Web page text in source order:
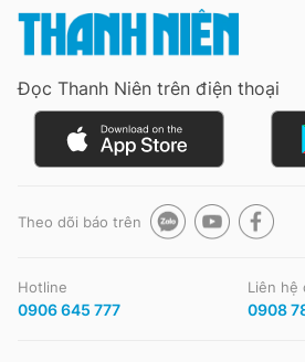
Đọc Thanh Niên trên điện thoại
Theo dõi báo trên
Hotline
0906 645 777
Liên hệ
0908